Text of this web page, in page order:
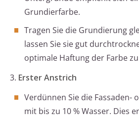
Grundierfarbe.
Tragen Sie die Grundierung
lassen Sie sie gut
optimale Haftung der Farbe
3. Erster Anstrich
Verdünnen Sie die Fassaden-
mit bis zu 10 % Wasser. Dies